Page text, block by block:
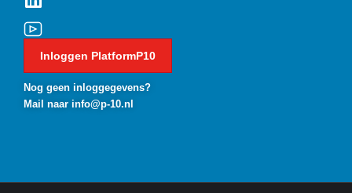
Inloggen PlatformP10
Nog geen inloggegevens?
Mail naar info@p-10.nl